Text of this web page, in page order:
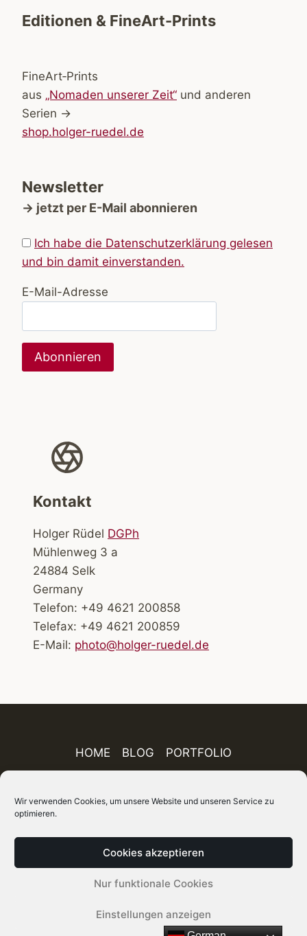
Wir verwenden Cookies, um unsere Website und unseren Service zu
optimieren.
Cookies akzeptieren
Nur funktionale Cookies
Einstellungen anzeigen
Editionen & FineArt-Prints
FineArt‑Prints
aus „Nomaden unserer Zeit“ und anderen
Serien →
shop.holger-ruedel.de
Newsletter
→ jetzt per E-Mail abonnieren
Ich habe die Datenschutzerklärung gelesen
und bin damit einverstanden.
E-Mail-Adresse
Kontakt
Holger Rüdel DGPh
Mühlenweg 3 a
24884 Selk
Germany
Telefon: +49 4621 200858
Telefax: +49 4621 200859
E-Mail: photo@holger-ruedel.de
HOME BLOG PORTFOLIO
ÜBER MICH
FINEART-SHOP
SITEMAP
© 2026 Holger Rüdel DGPh – Fotograf, Autor und